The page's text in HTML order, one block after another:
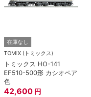
在庫なし
TOMIX (トミックス)
トミックス HO-141
EF510-500形 カシオペア
色
42,600 円